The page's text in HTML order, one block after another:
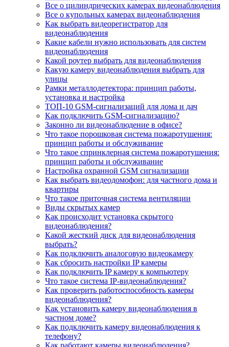
Все о цилиндрических камерах видеонаблюдения
Все о купольных камерах видеонаблюдения
Как выбрать видеорегистратор для
видеонаблюдения
Какие кабели нужно использовать для систем
видеонаблюдения
Какой роутер выбрать для видеонаблюдения
Какую камеру видеонаблюдения выбрать для
улицы
Рамки металлодетектора: принцип работы,
установка и настройка
ТОП-10 GSM-сигнализаций для дома и дач
Как подключить GSM-сигнализацию?
Законно ли видеонаблюдение в офисе?
Что такое порошковая система пожаротушения:
принцип работы и обслуживание
Что такое спринклерная система пожаротушения:
принцип работы и обслуживание
Настройка охранной GSM сигнализации
Как выбрать видеодомофон: для частного дома и
квартиры
Что такое приточная система вентиляции
Виды скрытых камер
Как происходит установка скрытого
видеонаблюдения?
Какой жесткий диск для видеонаблюдения
выбрать?
Как подключить аналоговую видеокамеру
Как сбросить настройки IP камеры
Как подключить IP камеру к компьютеру
Что такое система IP-видеонаблюдения?
Как проверить работоспособность камеры
видеонаблюдения?
Как установить камеру видеонаблюдения в
частном доме?
Как подключить камеру видеонаблюдения к
телефону?
Как работают камеры видеонаблюдения?